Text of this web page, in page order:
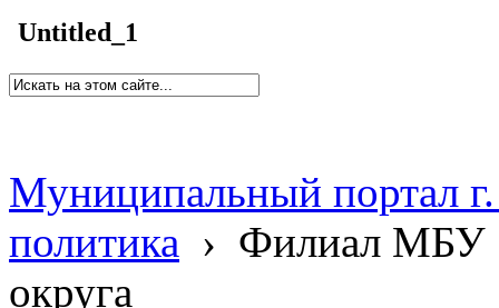
Untitled_1
Муниципальный портал
политика › Филиал МБУ
округа